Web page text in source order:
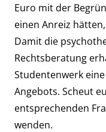
Euro mit der
einen Anreiz
Damit die
Rechtsberatung
Studentenwerk
Angebots. Scheut
entsprechenden
wenden.